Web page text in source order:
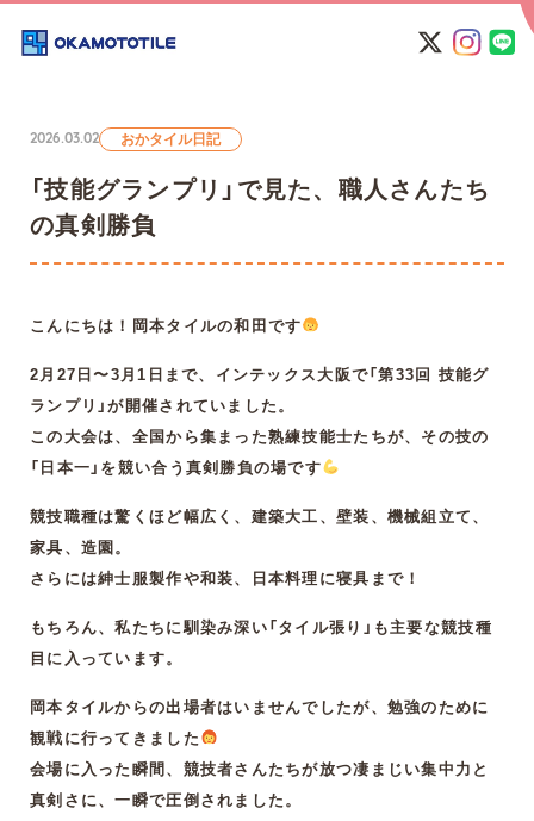
2026.03.02 おかタイル日記
「技能グランプリ」で見た、職人さんたち
の真剣勝負
こんにちは！岡本タイルの和田です
2月27日〜3月1日まで、インテックス大阪で「第33回 技能グ
ランプリ」が開催されていました。
この大会は、全国から集まった熟練技能士たちが、その技の
「日本一」を競い合う真剣勝負の場です
競技職種は驚くほど幅広く、建築大工、壁装、機械組立て、
家具、造園。
さらには紳士服製作や和装、日本料理に寝具まで！
もちろん、私たちに馴染み深い「タイル張り」も主要な競技種
目に入っています。
岡本タイルからの出場者はいませんでしたが、勉強のために
観戦に行ってきました
会場に入った瞬間、競技者さんたちが放つ凄まじい集中力と
真剣さに、一瞬で圧倒されました。